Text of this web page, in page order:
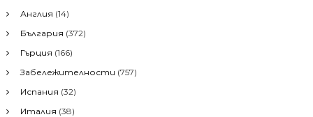
Англия (14)
България (372)
Гърция (166)
Забележителности (757)
Испания (32)
Италия (38)